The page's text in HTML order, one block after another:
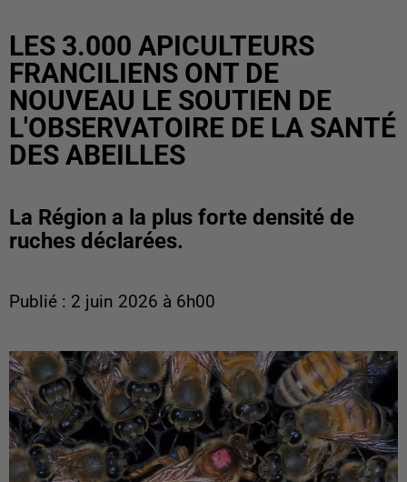
LES 3.000 APICULTEURS
FRANCILIENS ONT DE
NOUVEAU LE SOUTIEN DE
L'OBSERVATOIRE DE LA SANTÉ
DES ABEILLES
La Région a la plus forte densité de
ruches déclarées.
Publié : 2 juin 2026 à 6h00